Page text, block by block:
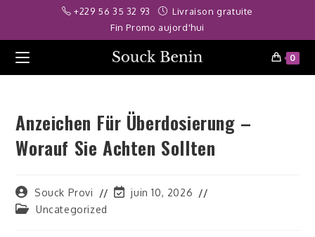
deneme bonusuacarbet deneme bonusu veren siteler
content
+229 56 35 32 93
Livraison gratuite
Fin Promo aujord'hui
0
Anzeichen Für Überdosierung –
Worauf Sie Achten Sollten
Auteur/autrice
de
Souck Provi
Dernière
juin 10, 2026
PostUncategorized